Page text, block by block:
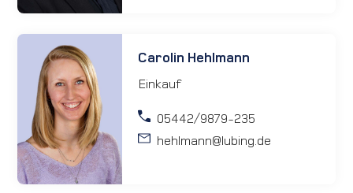
Carolin Hehlmann
Einkauf
05442/9879-235
hehlmann@lubing.de